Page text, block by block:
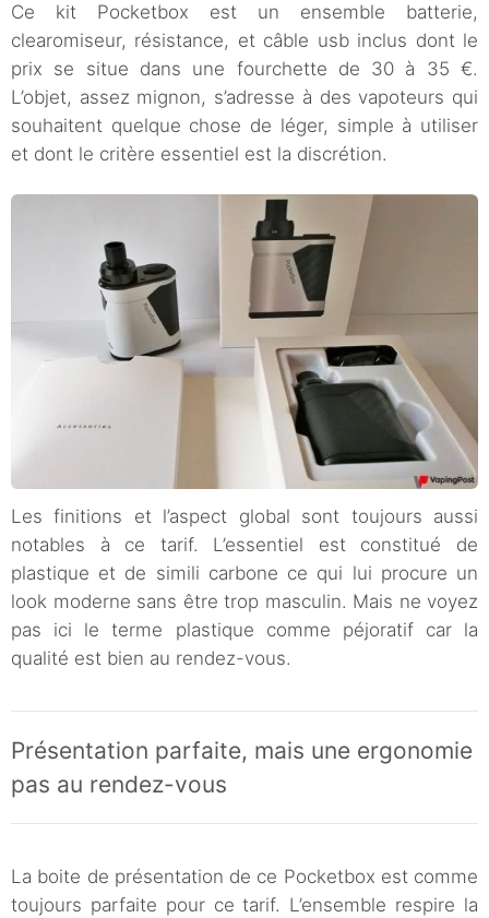
Ce kit Pocketbox est un ensemble batterie,
clearomiseur, résistance, et câble usb inclus dont le
prix se situe dans une fourchette de 30 à 35 €.
L’objet, assez mignon, s’adresse à des vapoteurs qui
souhaitent quelque chose de léger, simple à utiliser
et dont le critère essentiel est la discrétion.
Les finitions et l’aspect global sont toujours aussi
notables à ce tarif. L’essentiel est constitué de
plastique et de simili carbone ce qui lui procure un
look moderne sans être trop masculin. Mais ne voyez
pas ici le terme plastique comme péjoratif car la
qualité est bien au rendez-vous.
Présentation parfaite, mais une ergonomie
pas au rendez-vous
La boite de présentation de ce Pocketbox est comme
toujours parfaite pour ce tarif. L’ensemble respire la